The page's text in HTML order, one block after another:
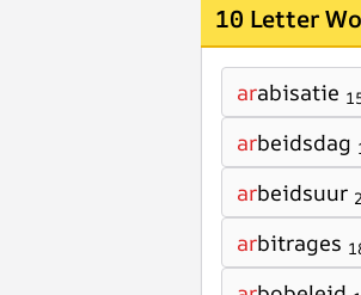
10 Letter
arabisatie
arbeidsdag
arbeidsuur
arbitrages